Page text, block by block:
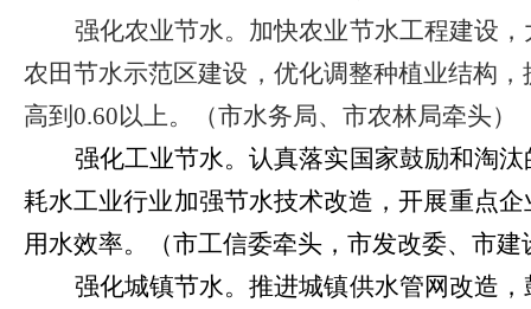
强化农业节水。加快农业节水工程建设
农田节水示范区建设，优化调整种植业结构
高到 0.60以上。（市水务局、市农林局牵头）
强化工业节水。认真落实国家鼓励和淘
耗水工业行业加强节水技术改造，开展重点
用水效率。（市工信委牵头，市发改委、市
强化城镇节水。推进城镇供水管网改造